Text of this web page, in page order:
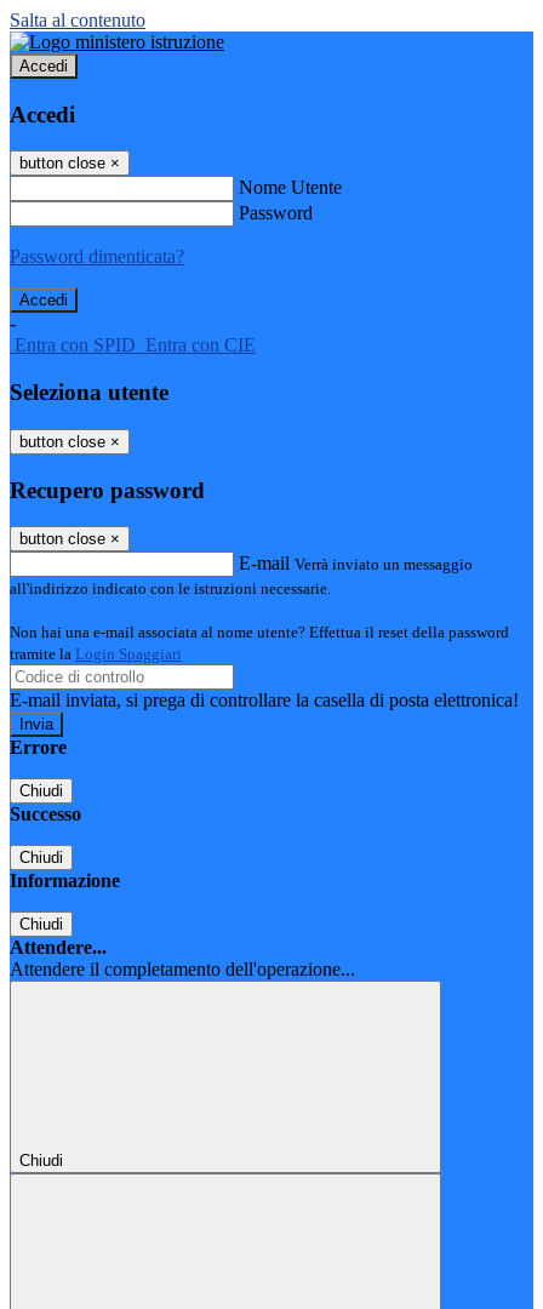
Salta al contenuto
Accedi
Accedi
button close ×
Nome Utente
Password
Password dimenticata?
-
Entra con SPID Entra con CIE
Seleziona utente
button close ×
Recupero password
button close ×
E-mail Verrà inviato un messaggio
all'indirizzo indicato con le istruzioni necessarie.
Non hai una e-mail associata al nome utente? Effettua il reset della password
tramite la Login Spaggiari
E-mail inviata, si prega di controllare la casella di posta elettronica!
Errore
Chiudi
Successo
Chiudi
Informazione
Chiudi
Attendere...
Attendere il completamento dell'operazione...
Chiudi